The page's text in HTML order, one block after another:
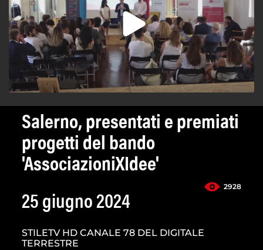
Salerno, presentati e premiati
progetti del bando
'AssociazioniXIdee'
2928
25 giugno 2024
STILETV HD CANALE 78 DEL DIGITALE
TERRESTRE